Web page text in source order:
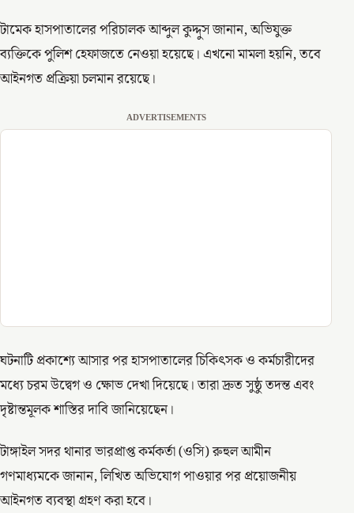
টামেক হাসপাতালের পরিচালক আব্দুল কুদ্দুস জানান, অভিযুক্ত
ব্যক্তিকে পুলিশ হেফাজতে নেওয়া হয়েছে। এখনো মামলা হয়নি, তবে
আইনগত প্রক্রিয়া চলমান রয়েছে।
ADVERTISEMENTS
ঘটনাটি প্রকাশ্যে আসার পর হাসপাতালের চিকিৎসক ও কর্মচারীদের
মধ্যে চরম উদ্বেগ ও ক্ষোভ দেখা দিয়েছে। তারা দ্রুত সুষ্ঠু তদন্ত এবং
দৃষ্টান্তমূলক শাস্তির দাবি জানিয়েছেন।
টাঙ্গাইল সদর থানার ভারপ্রাপ্ত কর্মকর্তা (ওসি) রুহুল আমীন
গণমাধ্যমকে জানান, লিখিত অভিযোগ পাওয়ার পর প্রয়োজনীয়
আইনগত ব্যবস্থা গ্রহণ করা হবে।